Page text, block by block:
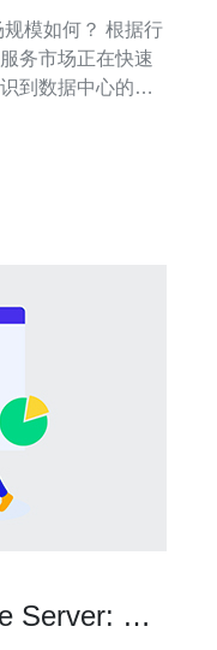
模如何？ 根据行
务市场正在快速
到数据中心的重
将以每年超过
Server: A